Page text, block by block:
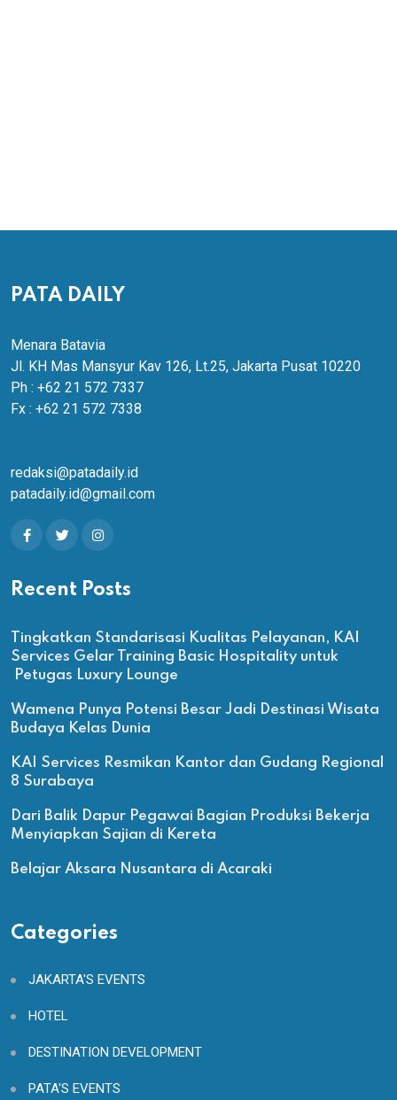
PATA DAILY
Menara Batavia
Jl. KH Mas Mansyur Kav 126, Lt.25, Jakarta Pusat 10220
Ph : +62 21 572 7337
Fx : +62 21 572 7338
redaksi@patadaily.id
patadaily.id@gmail.com
Recent Posts
Tingkatkan Standarisasi Kualitas Pelayanan, KAI
Services Gelar Training Basic Hospitality untuk
Petugas Luxury Lounge
Wamena Punya Potensi Besar Jadi Destinasi Wisata
Budaya Kelas Dunia
KAI Services Resmikan Kantor dan Gudang Regional
8 Surabaya
Dari Balik Dapur Pegawai Bagian Produksi Bekerja
Menyiapkan Sajian di Kereta
Belajar Aksara Nusantara di Acaraki
Categories
JAKARTA'S EVENTS
HOTEL
DESTINATION DEVELOPMENT
PATA'S EVENTS